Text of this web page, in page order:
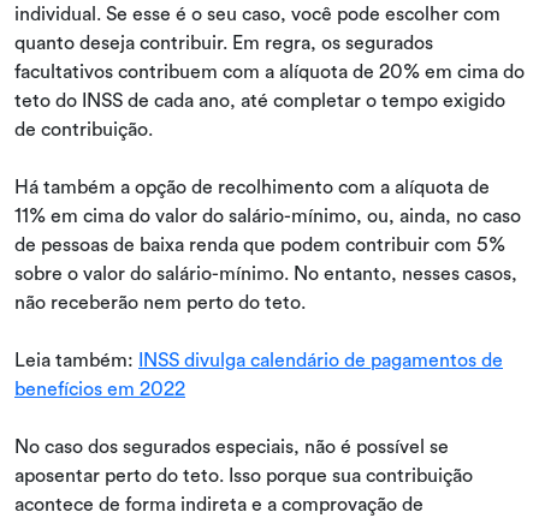
individual. Se esse é o seu caso, você pode escolher com
quanto deseja contribuir. Em regra, os segurados
facultativos contribuem com a alíquota de 20% em cima do
teto do INSS de cada ano, até completar o tempo exigido
de contribuição.
Há também a opção de recolhimento com a alíquota de
11% em cima do valor do salário-mínimo, ou, ainda, no caso
de pessoas de baixa renda que podem contribuir com 5%
sobre o valor do salário-mínimo. No entanto, nesses casos,
não receberão nem perto do teto.
Leia também: INSS divulga calendário de pagamentos de
benefícios em 2022
No caso dos segurados especiais, não é possível se
aposentar perto do teto. Isso porque sua contribuição
acontece de forma indireta e a comprovação de